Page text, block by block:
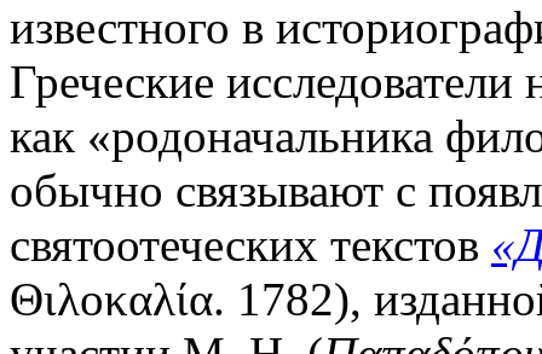
известного в
Греческие
как «родоначальника
обычно связывают с
святоотеческих текстов
Θιλοκαλία. 1782),